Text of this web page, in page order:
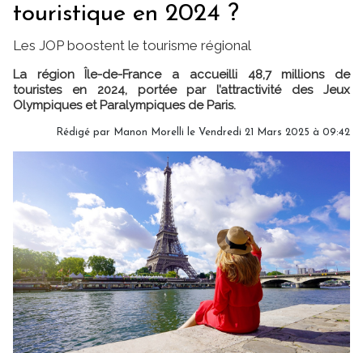
touristique en 2024 ?
Les JOP boostent le tourisme régional
La région Île-de-France a accueilli 48,7 millions de
touristes en 2024, portée par l’attractivité des Jeux
Olympiques et Paralympiques de Paris.
Rédigé par Manon Morelli le Vendredi 21 Mars 2025 à 09:42